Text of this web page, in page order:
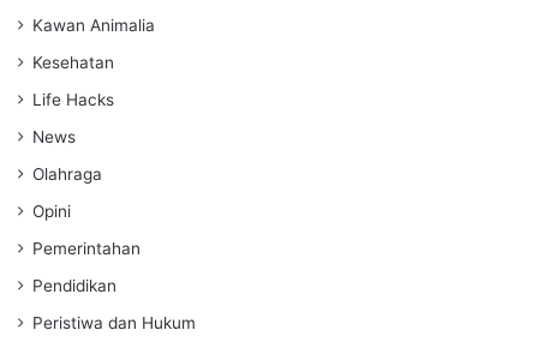
Kawan Animalia
Kesehatan
Life Hacks
News
Olahraga
Opini
Pemerintahan
Pendidikan
Peristiwa dan Hukum